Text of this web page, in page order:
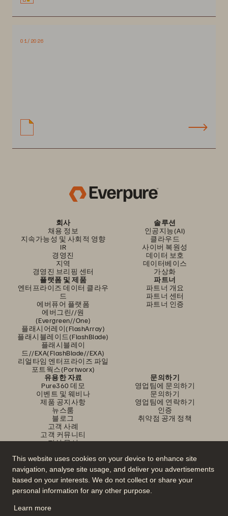
This website uses cookies on your device to enhance site
navigation, analyse site usage, and deliver you advertisements
based on your interests. We do not collect or share your
personal information for any other purpose.
Learn more
01/2026
회사
채용 정보
지속가능성 및 사회적 영향
IR
경영진
지역
경영진 브리핑 센터
솔루션
인공지능(AI)
클라우드
사이버 복원성
데이터 보호
데이터베이스
가상화
플랫폼 및 제품
엔터프라이즈 데이터 클라우
드
에버퓨어 플랫폼
에버그린//원
(Evergreen//One)
플래시어레이(FlashArray)
플래시블레이드(FlashBlade)
플래시블레이
드//EXA(FlashBlade//EXA)
리얼타임 엔터프라이즈 파일
포트웍스(Portworx)
파트너
파트너 개요
파트너 센터
파트너 인증
유용한 자료
Pure360 데모
이벤트 및 웨비나
제품 공지사항
뉴스룸
블로그
고객 사례
고객 커뮤니티
지식 문서
문의하기
영업팀에 문의하기
문의하기
영업팀에 연락하기
인증
취약점 공개 정책
문의하기
에버퓨어(Everpure) 공식 소셜미디어 팔로우하기